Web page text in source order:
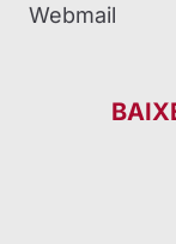
Webmail